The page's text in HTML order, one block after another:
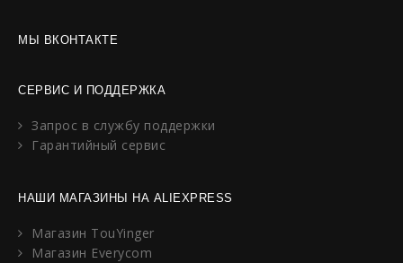
МЫ ВКОНТАКТЕ
СЕРВИС И ПОДДЕРЖКА
Запрос в службу поддержки
Гарантийный сервис
НАШИ МАГАЗИНЫ НА ALIEXPRESS
Магазин TouYinger
Магазин Everycom